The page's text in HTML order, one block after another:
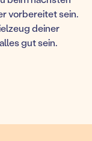
vorbereitet sein.
deiner
gut sein.